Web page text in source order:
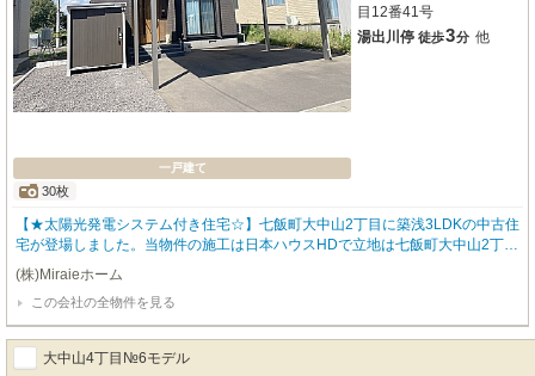
一戸建て
30枚
目12番41号
湯出川停 徒歩3分 他
【★太陽光発電システム付き住宅☆】七飯町大中山2丁目に築浅3LDKの中古住
宅が登場しました。当物件の施工は日本ハウスHDで立地は七飯町大中山2丁目
の閑静な住宅街にありますが、近隣にはコンビニ等があり利便性の良い地域に
なります。交通面では国道5号線すぐ近くですので交通アクセスの良い地域に
なります。また、当物件はシューズクロークやキッチン横・全居室にクローゼ
ットもあり収納スペースの多い住宅になり、太陽光発電システムもありますの
で経済的な物件になります。 一見の価値あり！ 経験豊富なスタッフが対応致
します(^^♪ご連絡お待ちしております😊 お問い合わせはＴＥＬ０１３８-８３-
(株)Miraieホーム
この会社の全物件を見る
大中山4丁目№6モデル